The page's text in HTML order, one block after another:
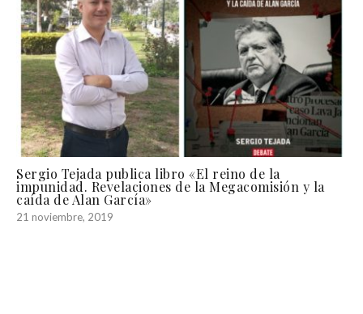
Sergio Tejada publica libro «El reino de la
impunidad. Revelaciones de la Megacomisión y la
caída de Alan García»
21 noviembre, 2019